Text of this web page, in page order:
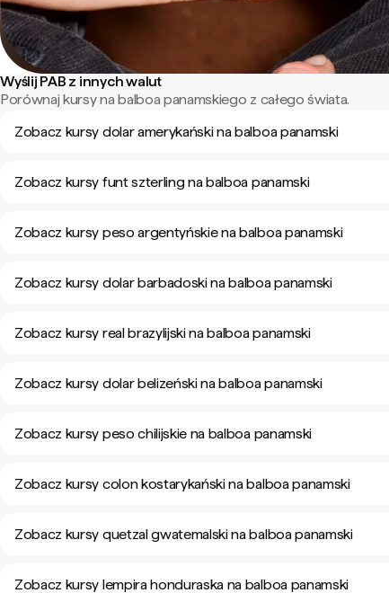
Wyślij PAB z innych walut
Porównaj kursy na balboa panamskiego z całego świata.
Zobacz kursy dolar amerykański na balboa panamski
Zobacz kursy funt szterling na balboa panamski
Zobacz kursy peso argentyńskie na balboa panamski
Zobacz kursy dolar barbadoski na balboa panamski
Zobacz kursy real brazylijski na balboa panamski
Zobacz kursy dolar belizeński na balboa panamski
Zobacz kursy peso chilijskie na balboa panamski
Zobacz kursy colon kostarykański na balboa panamski
Zobacz kursy quetzal gwatemalski na balboa panamski
Zobacz kursy lempira honduraska na balboa panamski